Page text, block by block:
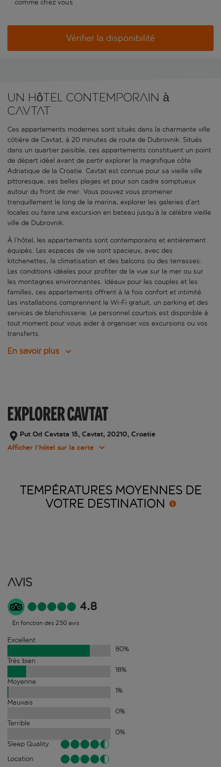
comme chez vous
Vérifier la disponibilité
Un hôtel contemporain à
Cavtat
Ces appartements modernes sont situés dans la charmante ville
côtière de Cavtat, à 20 minutes de route de Dubrovnik. Situés
dans un quartier paisible, ces appartements constituent un point
de départ idéal avant de partir explorer la magnifique côte
Adriatique de la Croatie. Cavtat est connue pour sa vieille ville
pittoresque, ses belles plages et pour son cadre somptueux
autour du front de mer. Vous pouvez vous promener
tranquillement le long de la marina, explorer les galeries d’art
locales ou faire une excursion en bateau jusqu’à la célèbre vieille
ville de Dubrovnik.
À l’hôtel, les appartements sont contemporains et entièrement
équipés. Les espaces de vie sont spacieux, avec des
kitchenettes, la climatisation et des balcons ou des terrasses.
Les conditions idéales pour profiter de la vue sur la mer ou sur
les montagnes environnantes. Idéaux pour les couples et les
familles, ces appartements offrent à la fois confort et intimité.
Les installations comprennent le Wi-Fi gratuit, un parking et des
services de blanchisserie. Le personnel courtois est disponible à
tout moment pour vous aider à organiser vos excursions ou vos
transferts.
En savoir plus
EXPLORER CAVTAT
Put Od Cavtata 15, Cavtat, 20210, Croatie
Afficher l’hôtel sur la carte
TEMPÉRATURES MOYENNES DE
VOTRE DESTINATION
Avis
4.8
En fonction des 250 avis
Excellent
80%
Très bien
18%
Moyenne
1%
Mauvais
0%
Terrible
0%
Sleep Quality
Location